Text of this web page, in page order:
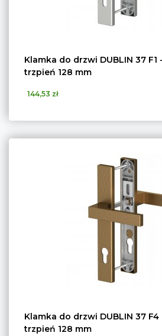
Klamka do drzwi DUBLIN 37
trzpień 128 mm
144,53 zł
Klamka do drzwi DUBLIN 37
trzpień 128 mm